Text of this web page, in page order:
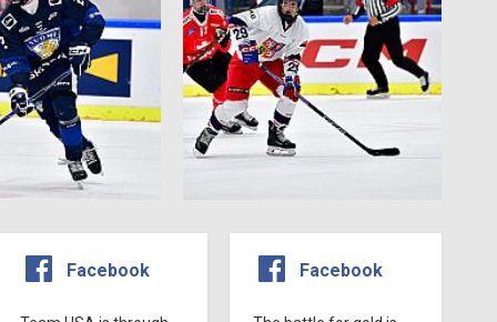
Facebook Facebook